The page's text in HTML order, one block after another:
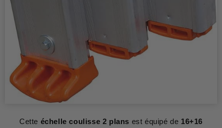
Cette échelle coulisse 2 plans est équipé de 16+16